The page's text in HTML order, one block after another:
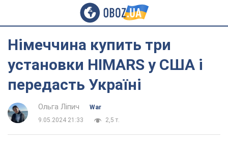
Німеччина купить три
установки HIMARS у США і
передасть Україні
Ольга Ліпич
War
9.05.2024 21:33
2,5 т.